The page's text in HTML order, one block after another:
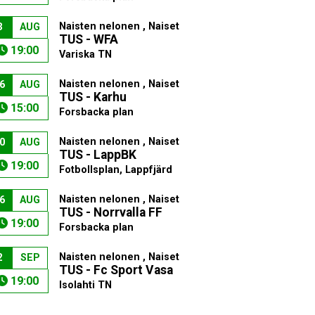
AUG
19:00
Naisten nelonen , Naiset
TUS - WFA
Variska TN
AUG
15:00
Naisten nelonen , Naiset
TUS - Karhu
Forsbacka plan
AUG
19:00
Naisten nelonen , Naiset
TUS - LappBK
Fotbollsplan, Lappfjärd
AUG
19:00
Naisten nelonen , Naiset
TUS - Norrvalla FF
Forsbacka plan
SEP
19:00
Naisten nelonen , Naiset
TUS - Fc Sport Vasa
Isolahti TN